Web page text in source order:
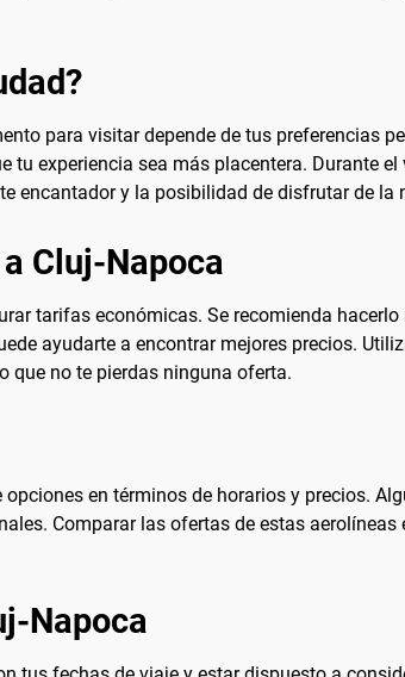
para visitar depende de tus preferencias
experiencia sea más placentera. Durante el
encantador y la posibilidad de disfrutar de la
Cluj-Napoca
tarifas económicas. Se recomienda
ayudarte a encontrar mejores precios.
que no te pierdas ninguna oferta.
en términos de horarios y precios.
Comparar las ofertas de estas aerolíneas
Napoca